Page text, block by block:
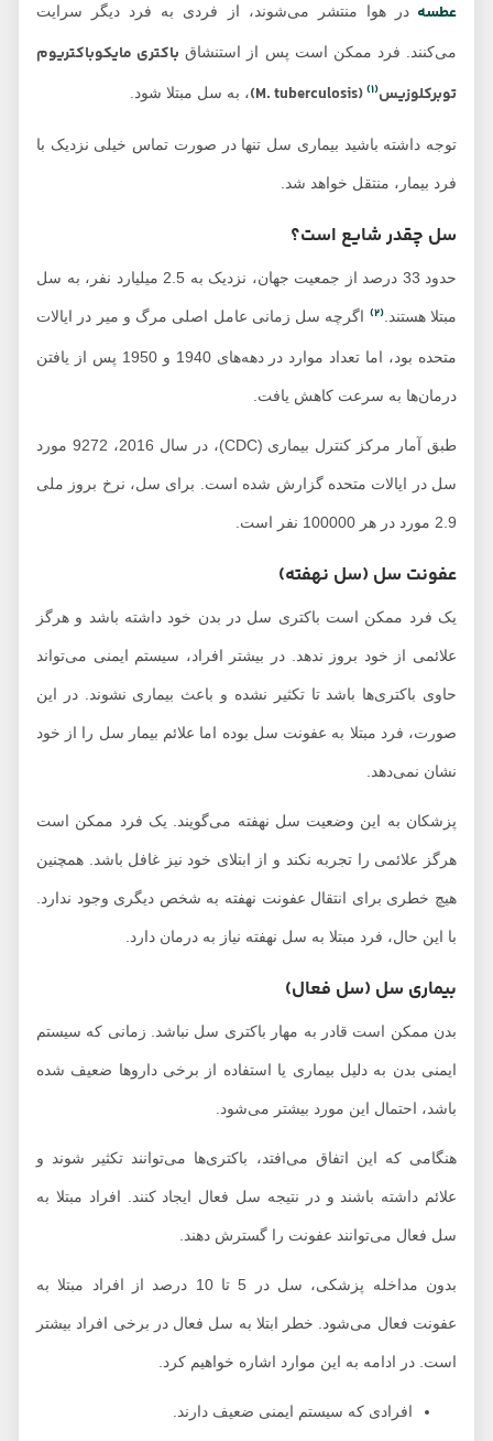
عطسه در هوا منتشر می‌شوند، از فردی به فرد دیگر سرایت
می‌کنند. فرد ممکن است پس از استنشاقباکتری مایکوباکتریوم
توبرکلوزیس(1)
(M. tuberculosis) ، به سل مبتلا شود.
توجه داشته باشید بیماری سل تنها در صورت تماس خیلی نزدیک با
فرد بیمار، منتقل خواهد شد.
سل چقدر شایع است؟
حدود 33 درصد از جمعیت جهان، نزدیک به 2.5 میلیارد نفر، به سل
مبتلا هستند.(2) اگرچه سل زمانی عامل اصلی مرگ و میر در ایالات
متحده بود، اما تعداد موارد در دهه‌های 1940 و 1950 پس از یافتن
درمان‌ها به سرعت کاهش یافت.
طبق آمار مرکز کنترل بیماری (CDC)، در سال 2016، 9272 مورد
سل در ایالات متحده گزارش شده است. برای سل، نرخ بروز ملی
عفونت سل (سل نهفته)
یک فرد ممکن است باکتری سل در بدن خود داشته باشد و هرگز
علائمی از خود بروز ندهد. در بیشتر افراد، سیستم ایمنی می‌تواند
حاوی باکتری‌ها باشد تا تکثیر نشده و باعث بیماری نشوند. در این
صورت، فرد مبتلا به عفونت سل بوده اما علائم بیمار سل را از خود
نشان نمی‌دهد.
پزشکان به این وضعیت سل نهفته می‌گویند. یک فرد ممکن است
هرگز علائمی را تجربه نکند و از ابتلای خود نیز غافل باشد. همچنین
هیچ خطری برای انتقال عفونت نهفته به شخص دیگری وجود ندارد.
با این حال، فرد مبتلا به سل نهفته نیاز به درمان دارد.
بیماری سل (سل فعال)
بدن ممکن است قادر به مهار باکتری سل نباشد. زمانی که سیستم
ایمنی بدن به دلیل بیماری یا استفاده از برخی داروها ضعیف شده
باشد، احتمال این مورد بیشتر می‌شود.
هنگامی که این اتفاق می‌افتد، باکتری‌ها می‌توانند تکثیر شوند و
علائم داشته باشند و در نتیجه سل فعال ایجاد کنند. افراد مبتلا به
سل فعال می‌توانند عفونت را گسترش دهند.
بدون مداخله پزشکی، سل در 5 تا 10 درصد از افراد مبتلا به
عفونت فعال می‌شود. خطر ابتلا به سل فعال در برخی افراد بیشتر
است. در ادامه به این موارد اشاره خواهیم کرد.
افرادی که سیستم ایمنی ضعیف دارند.